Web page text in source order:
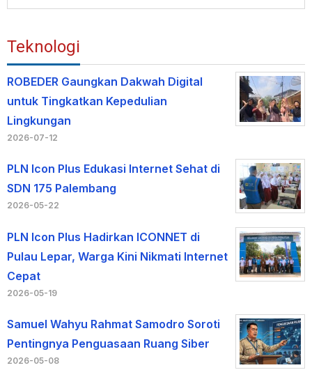
Teknologi
ROBEDER Gaungkan Dakwah Digital
untuk Tingkatkan Kepedulian
Lingkungan
2026-07-12
PLN Icon Plus Edukasi Internet Sehat di
SDN 175 Palembang
2026-05-22
PLN Icon Plus Hadirkan ICONNET di
Pulau Lepar, Warga Kini Nikmati Internet
Cepat
2026-05-19
Samuel Wahyu Rahmat Samodro Soroti
Pentingnya Penguasaan Ruang Siber
2026-05-08